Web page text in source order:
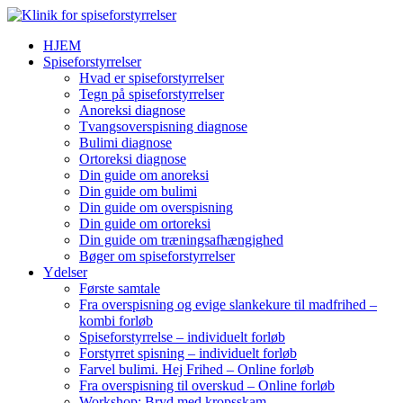
HJEM
Spiseforstyrrelser
Hvad er spiseforstyrrelser
Tegn på spiseforstyrrelser
Anoreksi diagnose
Tvangsoverspisning diagnose
Bulimi diagnose
Ortoreksi diagnose
Din guide om anoreksi
Din guide om bulimi
Din guide om overspisning
Din guide om ortoreksi
Din guide om træningsafhængighed
Bøger om spiseforstyrrelser
Ydelser
Første samtale
Fra overspisning og evige slankekure til madfrihed –
kombi forløb
Spiseforstyrrelse – individuelt forløb
Forstyrret spisning – individuelt forløb
Farvel bulimi. Hej Frihed – Online forløb
Fra overspisning til overskud – Online forløb